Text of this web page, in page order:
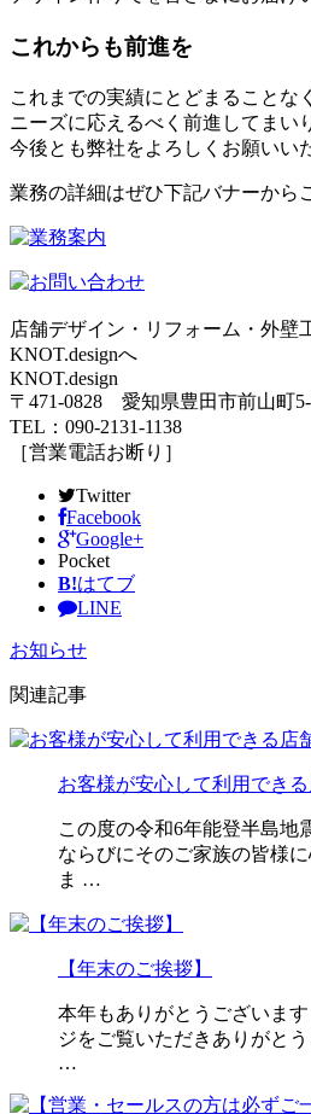
これからも前進を
これまでの実績にとどまることな
ニーズに応えるべく前進してまい
今後とも弊社をよろしくお願いい
業務の詳細はぜひ下記バナーから
店舗デザイン・リフォーム・外壁
KNOT.designへ
KNOT.design
〒471-0828 愛知県豊田市前山町5-
TEL：090-2131-1138
［営業電話お断り］
Twitter
Facebook
Google+
Pocket
B!はてブ
LINE
お知らせ
関連記事
お客様が安心して利用でき
この度の令和6年能登半島地
ならびにそのご家族の皆様
ま …
【年末のご挨拶】
本年もありがとうございま
ジをご覧いただきありがと
…